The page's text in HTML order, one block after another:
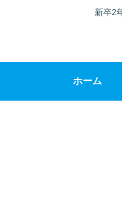
新卒2
ホーム